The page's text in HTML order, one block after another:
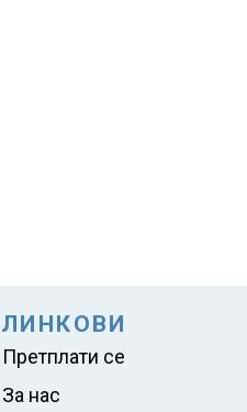
ЛИНКОВИ
Претплати се
За нас